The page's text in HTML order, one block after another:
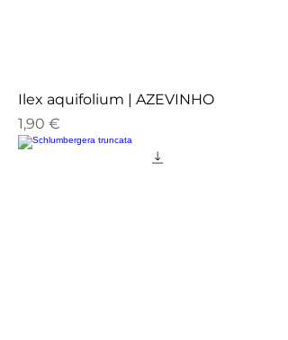
Ilex aquifolium | AZEVINHO
Preço
1,90 €